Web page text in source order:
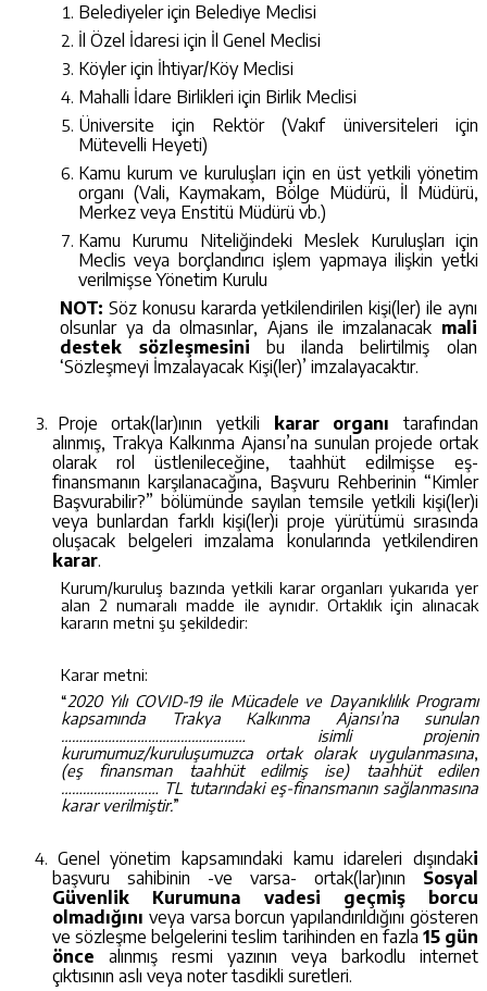
Belediyeler için Belediye Meclisi
İl Özel İdaresi için İl Genel Meclisi
Köyler için İhtiyar/Köy Meclisi
Mahalli İdare Birlikleri için Birlik Meclisi
Üniversite için Rektör (Vakıf üniversiteleri için
Mütevelli Heyeti)
Kamu kurum ve kuruluşları için en üst yetkili yönetim
organı (Vali, Kaymakam, Bölge Müdürü, İl Müdürü,
Merkez veya Enstitü Müdürü vb.)
Kamu Kurumu Niteliğindeki Meslek Kuruluşları için
Meclis veya borçlandırıcı işlem yapmaya ilişkin yetki
verilmişse Yönetim Kurulu
NOT:Söz konusu kararda yetkilendirilen kişi(ler) ile aynı
olsunlar ya da olmasınlar, Ajans ile imzalanacak mali
destek
sözleşmesini bu ilanda belirtilmiş olan
‘Sözleşmeyi İmzalayacak Kişi(ler)’ imzalayacaktır.
Proje ortak(lar)ının yetkili karar organı tarafından
alınmış, Trakya Kalkınma Ajansı’na sunulan projede ortak
olarak rol üstlenileceğine, taahhüt edilmişse eş-
finansmanın karşılanacağına, Başvuru Rehberinin “Kimler
Başvurabilir?” bölümünde sayılan temsile yetkili kişi(ler)i
veya bunlardan farklı kişi(ler)iproje yürütümü sırasında
oluşacak belgeleri imzalama konularında yetkilendiren
karar.
Kurum/kuruluş bazında yetkili karar organları yukarıda yer
alan 2 numaralı madde ile aynıdır. Ortaklık için alınacak
kararın metni şu şekildedir:
Karar metni:
“2020 Yılı COVID-19 ile Mücadele ve Dayanıklılık Programı
kapsamında Trakya Kalkınma Ajansı’na sunulan
…………………………………………… isimli projenin
kurumumuz/kuruluşumuzca ortak olarak uygulanmasına,
(eş finansman taahhüt edilmiş ise) taahhüt edilen
……………………… TL tutarındaki eş-finansmanın sağlanmasına
karar verilmiştir.”
Genel yönetim kapsamındaki kamu idareleri dışındaki
başvuru sahibinin -ve varsa- ortak(lar)ının Sosyal
Güvenlik Kurumuna vadesi geçmiş borcu
olmadığını veya varsa borcun yapılandırıldığını gösteren
ve sözleşme belgelerini teslim tarihinden en fazla 15 gün
önce alınmış resmi yazının veya barkodlu internet
çıktısının aslı veya noter tasdikli suretleri.